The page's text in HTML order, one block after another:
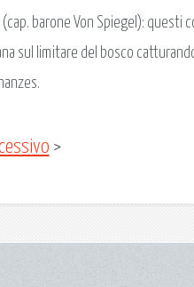
barone Von Spiegel): questi
sul limitare del bosco
>